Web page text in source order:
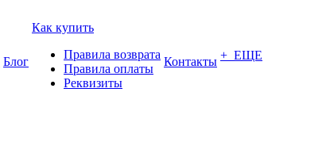
Блог
Как купить
Правила возврата
Правила оплаты
Реквизиты
Контакты + ЕЩЕ